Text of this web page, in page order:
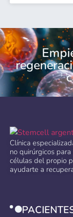
Clínica
no quirúrgicos
células del propio
ayudarte a